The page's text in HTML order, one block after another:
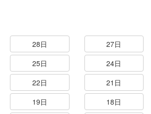
28日
27日
25日
24日
22日
21日
19日
18日